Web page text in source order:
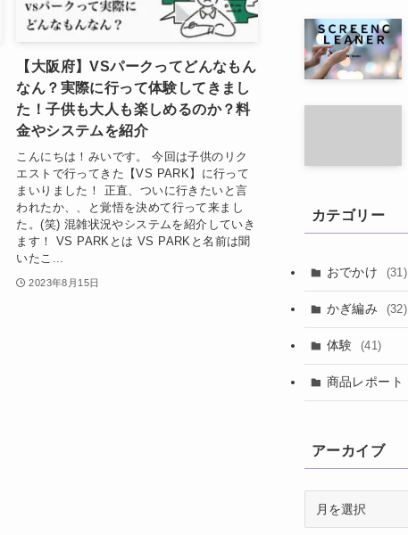
【大阪府】VSパークってどんなもん
なん？実際に行って体験してきまし
た！子供も大人も楽しめるのか？料
金やシステムを紹介
こんにちは！みいです。 今回は子供のリク
エストで行ってきた【VS PARK】に行って
まいりました！ 正直、ついに行きたいと言
われたか、、と覚悟を決めて行って来まし
た。(笑) 混雑状況やシステムを紹介していき
ます！ VS PARKとは VS PARKと名前は聞
いたこ...
2023年8月15日
カテゴリー
おでかけ (31)
かぎ編み (32)
体験 (41)
商品レポート
アーカイブ